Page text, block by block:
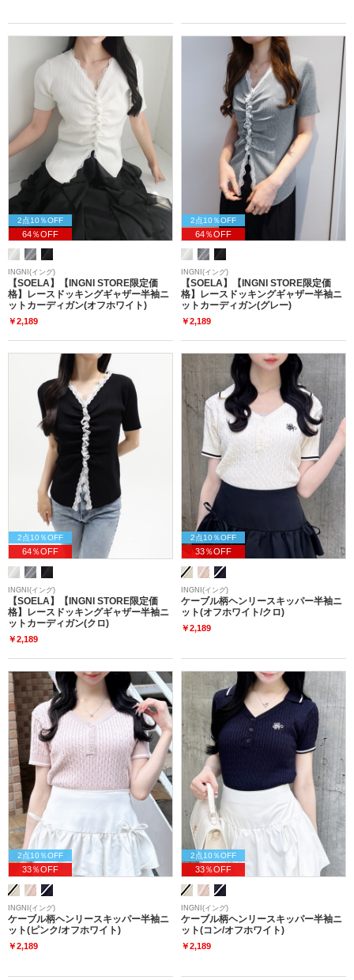
2点10％OFF
64％OFF
INGNI(イング)
【SOELA】【INGNI STORE限定価
格】レースドッキングギャザー半袖ニ
ットカーディガン(オフホワイト)
￥2,189
2点10％OFF
64％OFF
INGNI(イング)
【SOELA】【INGNI STORE限定価
格】レースドッキングギャザー半袖ニ
ットカーディガン(グレー)
￥2,189
2点10％OFF
64％OFF
INGNI(イング)
【SOELA】【INGNI STORE限定価
格】レースドッキングギャザー半袖ニ
ットカーディガン(クロ)
￥2,189
2点10％OFF
33％OFF
INGNI(イング)
ケーブル柄ヘンリースキッパー半袖ニ
ット(オフホワイト/クロ)
￥2,189
2点10％OFF
33％OFF
INGNI(イング)
ケーブル柄ヘンリースキッパー半袖ニ
ット(ピンク/オフホワイト)
￥2,189
2点10％OFF
33％OFF
INGNI(イング)
ケーブル柄ヘンリースキッパー半袖ニ
ット(コン/オフホワイト)
￥2,189